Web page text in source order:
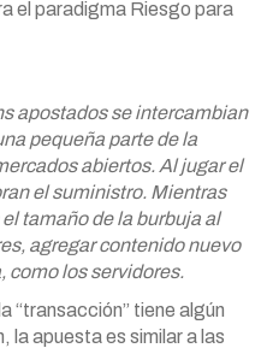
el paradigma Riesgo para
apostados se intercambian
pequeña parte de la
abiertos. Al jugar el
el suministro. Mientras
tamaño de la burbuja al
agregar contenido nuevo
como los servidores.
“transacción” tiene algún
la apuesta es similar a las